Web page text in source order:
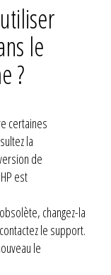
le
?
certaines
la
de
est
changez-la
le support.
le